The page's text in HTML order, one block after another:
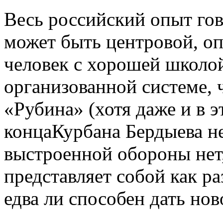
Весь российский опыт
может быть центровой,
человек с хорошей
организованной
«Рубина» (хотя даже и в
концаКурбана Бердыева
выстроенной обороны
представляет собой как
едва ли способен дать